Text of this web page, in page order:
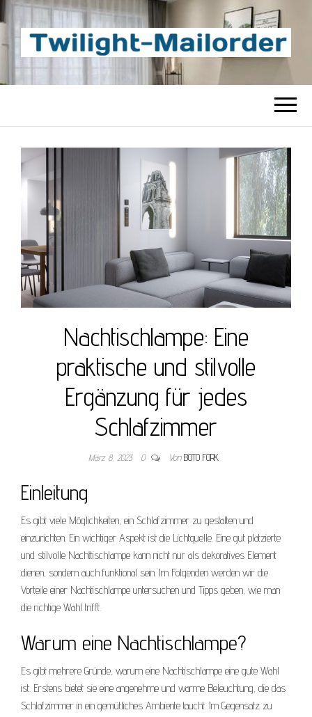
TWILIGHT-
MAILORDER
Beste Content-Sharing-Site
Nachtischlampe: Eine
praktische und stilvolle
Ergänzung für jedes
Schlafzimmer
März 8, 2023 0 Von BOTO FORK
Einleitung
Es gibt viele Möglichkeiten, ein Schlafzimmer zu gestalten und
einzurichten. Ein wichtiger Aspekt ist die Lichtquelle. Eine gut platzierte
und stilvolle Nachttischlampe kann nicht nur als dekoratives Element
dienen, sondern auch funktional sein. Im Folgenden werden wir die
Vorteile einer Nachtischlampe untersuchen und Tipps geben, wie man
die richtige Wahl trifft.
Warum eine Nachtischlampe?
Es gibt mehrere Gründe, warum eine Nachtischlampe eine gute Wahl
ist. Erstens bietet sie eine angenehme und warme Beleuchtung, die das
Schlafzimmer in ein gemütliches Ambiente taucht. Im Gegensatz zu